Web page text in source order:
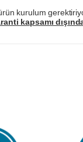
ürün kurulum
kapsamı